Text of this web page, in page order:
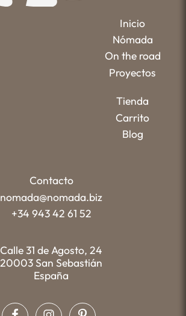
Inicio
Nómada
On the road
Proyectos
Tienda
Carrito
Blog
Contacto
nomada@nomada.biz
+34 943 42 61 52
Calle 31 de Agosto, 24
20003 San Sebastián
España